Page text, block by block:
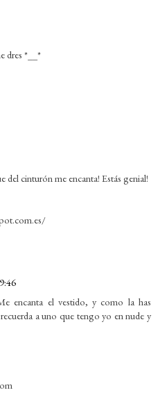
dres *__*
cinturón me encanta! Estás genial!
encanta el vestido, y como la has
a uno que tengo yo en nude y